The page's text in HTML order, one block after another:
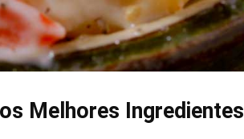
Melhores Ingredientes